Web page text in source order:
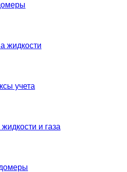
жидкости
учета
и газа